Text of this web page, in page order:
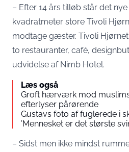
– Efter 14 års tilløb står det
kvadratmeter store Tivoli
modtage gæster. Tivoli
to restauranter, café,
udvidelse af Nimb Hotel.
Læs også
Groft hærværk mod
efterlyser pårørende
Gustavs foto af fuglerede i
’Mennesket er det største
– Sidst men ikke mindst